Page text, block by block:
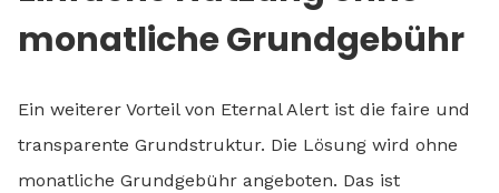
monatliche Grundgebühr
Ein weiterer Vorteil von Eternal Alert ist die faire und
transparente Grundstruktur. Die Lösung wird ohne
monatliche Grundgebühr angeboten. Das ist